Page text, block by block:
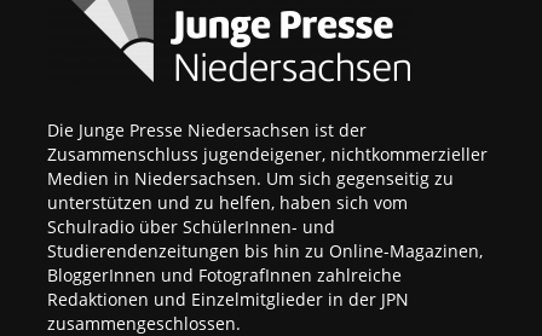
Die Junge Presse Niedersachsen ist der
Zusammenschluss jugendeigener, nichtkommerzieller
Medien in Niedersachsen. Um sich gegenseitig zu
unterstützen und zu helfen, haben sich vom
Schulradio über SchülerInnen- und
Studierendenzeitungen bis hin zu Online-Magazinen,
BloggerInnen und FotografInnen zahlreiche
Redaktionen und Einzelmitglieder in der JPN
zusammengeschlossen.